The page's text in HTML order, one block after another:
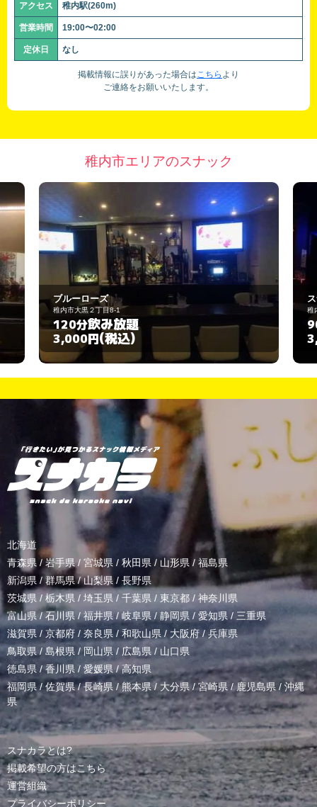
アクセス 稚内駅(260m)
営業時間 19:00〜02:00
定休日 なし
掲載情報に誤りがあった場合はこちら より
ご連絡をお願いいたします。
稚内市エリアのスナック
スナック Boode
稚内市大黒2-8-7
90分飲み放題
3,000円(税込)
北海道
青森県 / 岩手県/ 宮城県 / 秋田県 / 山形県/ 福島県
新潟県 /群馬県/山梨県 / 長野県
茨城県 / 栃木県 / 埼玉県 / 千葉県 / 東京都 / 神奈川県
富山県 /石川県/福井県/岐阜県 / 静岡県 / 愛知県 / 三重県
滋賀県 / 京都府 / 奈良県 / 和歌山県/ 大阪府 /兵庫県
鳥取県/ 島根県 /岡山県/ 広島県 / 山口県
徳島県 /香川県 / 愛媛県/高知県
福岡県/佐賀県/長崎県 /熊本県/ 大分県/宮崎県 /鹿児島県 / 沖縄
県
スナカラとは?
掲載希望の方はこちら
運営組織
プライバシーポリシー